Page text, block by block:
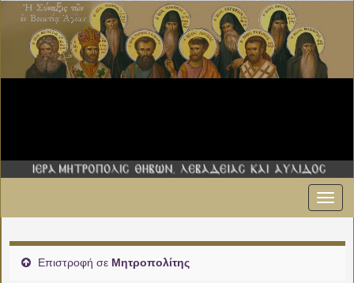
Επιστροφή σε Μητροπολίτης